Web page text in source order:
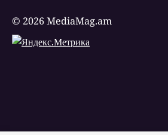
© 2026 MediaMag.am